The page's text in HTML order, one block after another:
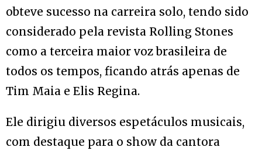
obteve sucesso na carreira solo, tendo sido
considerado pela revista Rolling Stones
como a terceira maior voz brasileira de
todos os tempos, ficando atrás apenas de
Tim Maia e Elis Regina.
Ele dirigiu diversos espetáculos musicais,
com destaque para o show da cantora